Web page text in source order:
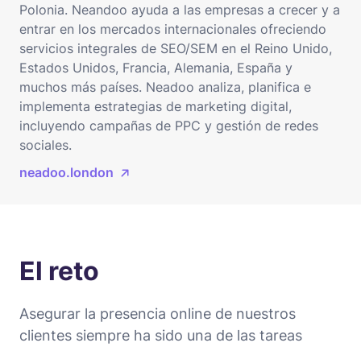
Polonia. Neandoo ayuda a las empresas a crecer y a
entrar en los mercados internacionales ofreciendo
servicios integrales de SEO/SEM en el Reino Unido,
Estados Unidos, Francia, Alemania, España y
muchos más países. Neadoo analiza, planifica e
implementa estrategias de marketing digital,
incluyendo campañas de PPC y gestión de redes
sociales.
neadoo.london
El reto
Asegurar la presencia online de nuestros
clientes siempre ha sido una de las tareas